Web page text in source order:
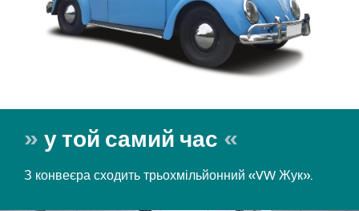
у той самий час
З конвеєра сходить трьохмільйонний «VW Жук».